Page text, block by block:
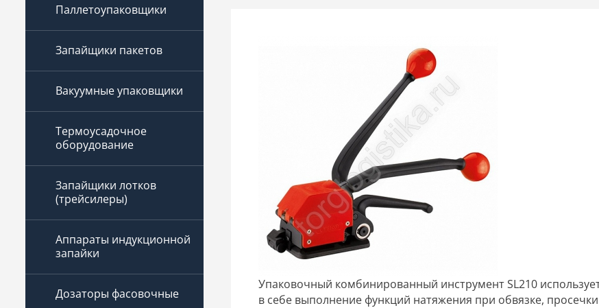
Паллетоупаковщики
Запайщики пакетов
Вакуумные упаковщики
Термоусадочное
оборудование
Запайщики лотков
(трейсилеры)
Аппараты индукционной
запайки
Дозаторы фасовочные
Упаковочный комбинированный инструмент SL210
в себе выполнение функций натяжения при обвязке,